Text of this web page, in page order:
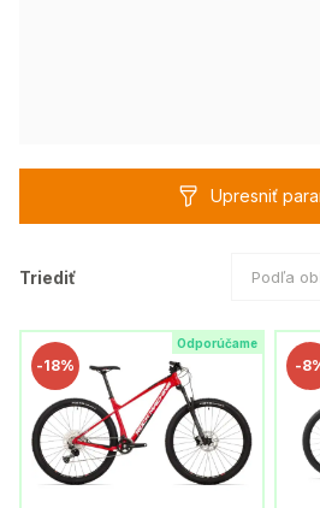
Upresniť
Triediť Podľa
Odporúčame
-18% -